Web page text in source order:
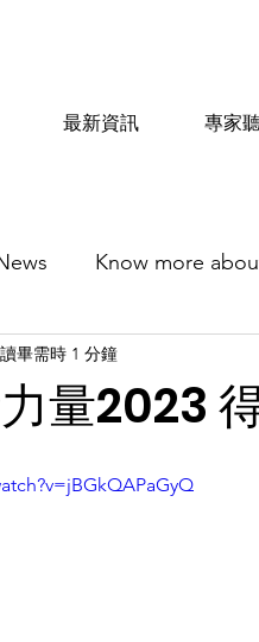
最新資訊 專家
Know more
量2023
讀畢需時 1 分鐘